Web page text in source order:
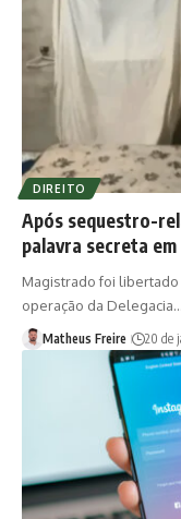
DIREITO
Após sequestro-
palavra secreta
Magistrado foi libertado
operação da Delegacia…
Matheus Freire 20 de